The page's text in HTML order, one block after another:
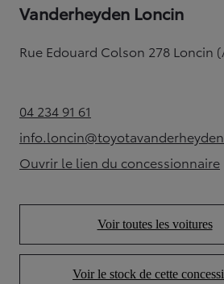
Vanderheyden Loncin
Rue Edouard Colson 278 Loncin
04 234 91 61(Opens in new tab)
(Opens in new
Ouvrir le lien du concessionnaire
(Opens in new
Voir toutes les voitures
(Opens in
Voir le stock de cette